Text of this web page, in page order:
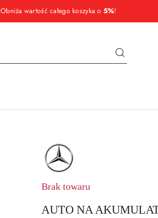
Obniża wartość całego koszyka o 5%!
NAZWA
PRODUCENTA:
MERCEDES
Brak towaru
AUTO NA